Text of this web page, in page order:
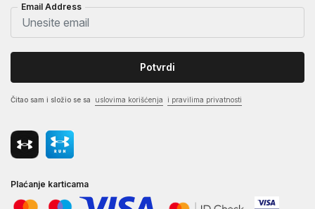
Email Address
Potvrdi
Čitao sam i složio se sa uslovima korišćenja i pravilima privatnosti
Plaćanje karticama